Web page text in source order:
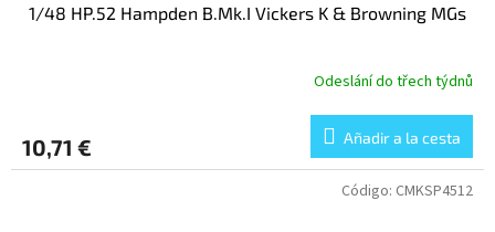
1/48 HP.52 Hampden B.Mk.I Vickers K & Browning MGs
Odeslání do třech týdnů
10,71 € Añadir a la cesta
Código: CMKSP4512